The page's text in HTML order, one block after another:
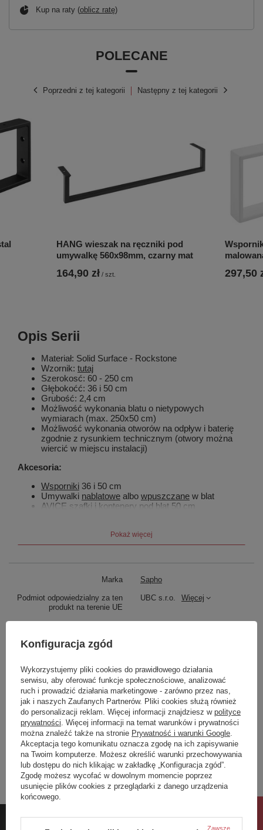
Kup na raty (oblicz ratę)
POLECANE
Poprzedni z tej kategorii
HANG wieszak na ręczniki pod
umywalkę 560x98mm, czarny mat
164,90 zł / szt. 297,50
Następny z tej kategorii
Opis Serii
Materiał: Solid Surface - Rockstone
Wzornik: tutaj
Szerokosć: 60 - 250 cm
Głębokoćć: 36 i 50 cm
Grubość: 2,4 cm
Możliwość wykonania blatu o nietypowych
wymiarach (max. 250x50 cm)
Możliwość wykonania otworów na odpływ i baterię
zgodnie z rysunkiem technicznym (otwory można
wiercić w miejscu instalacji)
Akcesoria:
Wsporniki 36 i 50 cm
Umywalki nablatowe albo wpuszczane w blat
AVICE szafki i kontenery pod blat 50 cm
Blaty o długości ponad 1 m: zalecamy
montażukytego wpornikakażdych 70 cm
Blaty można wykonać w dekorach:
0101
white
0598
Attica
W celu zamówienia wybranego dekoru prosimy o
kontakt z Działem Sprzedaży.
SOLID SURFACE ( Rockstone, kamień
sztuczny, kompozyt – marmur
techniczny)
Solid surface to masywny jednorody materiał wykonany z
mieszanki kamienia naturalnego i akrylu.Ma jednorodą
twardą powierzchnię, dlaatego najczęściej jest stosowany
do produkcji blatów. Różnorodnosć kolorów i tekstur
Codzienna pielęgnacja jest bardzo łatwa. Zarysowania
Pokaż więcej
Marka Sapho
Podmiot odpowiedzialny za ten
produkt na terenie UE
UBC s.r.o. Więcej
Seria
oczekiwania na dostawę z
produkcji (dni):
Gwarancja w miesiącach 24
kolor Biały Mat
Zobacz również
Poprzedni z tej kategorii Następny z tej kategorii
Konfiguracja zgód
Wykorzystujemy pliki cookies do prawidłowego działania
serwisu, aby oferować funkcje społecznościowe, analizować
ruch i prowadzić działania marketingowe - zarówno przez nas,
jak i naszych Zaufanych Partnerów. Pliki cookies służą również
do personalizacji reklam. Więcej informacji znajdziesz w polityce
prywatności . Więcej informacji na temat warunków i prywatności
można znaleźć także na stronie Prywatność i warunki Google
Akceptacja tego komunikatu oznacza zgodę na ich zapisywanie
na Twoim komputerze. Możesz określić warunki przechowywania
lub dostępu do nich klikając w zakładkę „Konfiguracja zgód”.
Zgodę możesz wycofać w dowolnym momencie poprzez
usunięcie plików cookies z przeglądarki z danego urządzenia
końcowego.
Zawsze